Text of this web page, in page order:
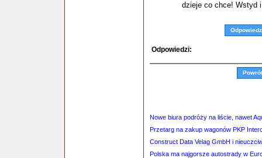
dzieje co chce! Wstyd
Odpowiedz
Odpowiedzi:
Nowe biura podróży na liście, nawet
Przetarg na zakup wagonów PKP
Construct Data Velag GmbH i
Polska ma najgorsze autostrady w